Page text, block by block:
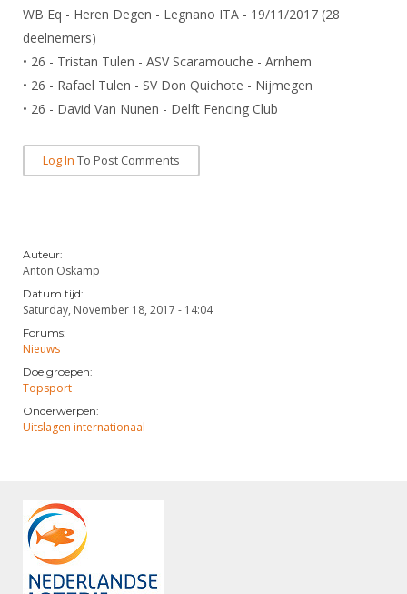
NK organiseren
Promotie en logo
Geschiedenis van het schermen
Touché
WB Eq - Heren Degen - Legnano ITA - 19/11/2017 (28
deelnemers)
• 26 - Tristan Tulen - ASV Scaramouche - Arnhem
• 26 - Rafael Tulen - SV Don Quichote - Nijmegen
• 26 - David Van Nunen - Delft Fencing Club
Log In To Post Comments
Auteur:
Anton Oskamp
Datum tijd:
Saturday, November 18, 2017 - 14:04
Forums:
Nieuws
Doelgroepen:
Topsport
Onderwerpen:
Uitslagen internationaal